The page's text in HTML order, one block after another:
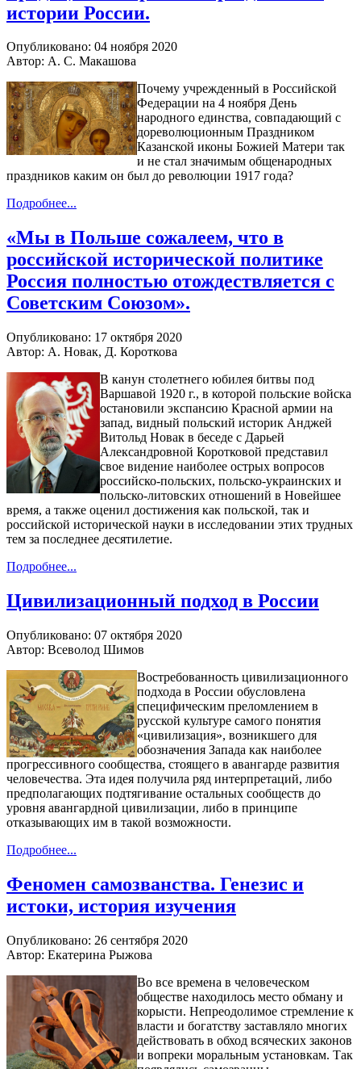
истории России.
Опубликовано: 04 ноября 2020
Автор: А. С. Макашова
Почему учрежденный в Российской
Федерации на 4 ноября День
народного единства, совпадающий с
дореволюционным Праздником
Казанской иконы Божией Матери так
и не стал значимым общенародных
праздников каким он был до революции 1917 года?
Подробнее...
«Мы в Польше сожалеем, что в
российской исторической политике
Россия полностью отождествляется с
Советским Союзом».
Опубликовано: 17 октября 2020
Автор: А. Новак, Д. Короткова
В канун столетнего юбилея битвы под
Варшавой 1920 г., в которой польские войска
остановили экспансию Красной армии на
запад, видный польский историк Анджей
Витольд Новак в беседе с Дарьей
Александровной Коротковой представил
свое видение наиболее острых вопросов
российско-польских, польско-украинских и
польско-литовских отношений в Новейшее
время, а также оценил достижения как польской, так и
российской исторической науки в исследовании этих трудных
тем за последнее десятилетие.
Подробнее...
Цивилизационный подход в России
Опубликовано: 07 октября 2020
Автор: Всеволод Шимов
Востребованность цивилизационного
подхода в России обусловлена
специфическим преломлением в
русской культуре самого понятия
«цивилизация», возникшего для
обозначения Запада как наиболее
прогрессивного сообщества, стоящего в авангарде развития
человечества. Эта идея получила ряд интерпретаций, либо
предполагающих подтягивание остальных сообществ до
уровня авангардной цивилизации, либо в принципе
отказывающих им в такой возможности.
Подробнее...
Феномен самозванства. Генезис и
истоки, история изучения
Опубликовано: 26 сентября 2020
Автор: Екатерина Рыжова
Во все времена в человеческом
обществе находилось место обману и
корысти. Непреодолимое стремление к
власти и богатству заставляло многих
действовать в обход всяческих законов
и вопреки моральным установкам. Так